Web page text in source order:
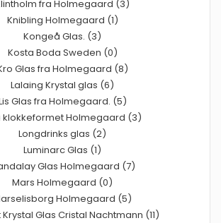
fra Holmegaard (3)
Knibling Holmegaard (1)
Kongeå Glas. (3)
Kosta Boda Sweden (0)
Glas fra Holmegaard (8)
Lalaing Krystal glas (6)
Glas fra Holmegaard. (5)
klokkeformet Holmegaard (3)
Longdrinks glas (2)
Luminarc Glas (1)
Glas Holmegaard (7)
Mars Holmegaard (0)
Holmegaard (5)
Glas Cristal Nachtmann (11)